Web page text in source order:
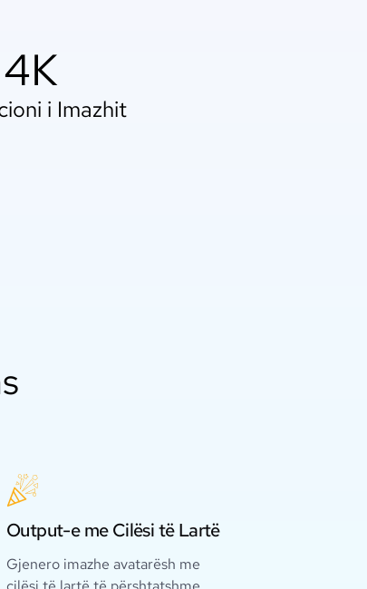
4K
i Imazhit
Output-e me Cilësi të Lartë
Gjenero imazhe avatarësh me